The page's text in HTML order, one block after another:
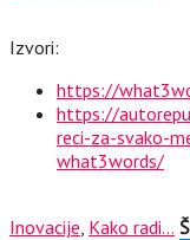
Izvori:
https://
https://
reci-za-svako-
what3words/
Inovacije Kako radi...